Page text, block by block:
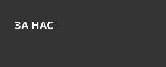
ЗА НАС